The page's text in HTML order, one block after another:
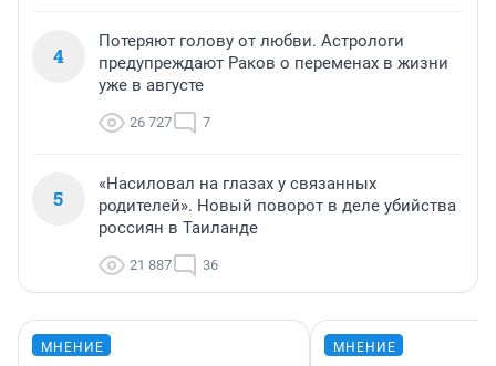
4
Потеряют голову от любви. Астрологи
предупреждают Раков о переменах в жизни
уже в августе
26 727 7
5
«Насиловал на глазах у связанных
родителей». Новый поворот в деле убийства
россиян в Таиланде
21 887 36
МНЕНИЕ МНЕНИЕ